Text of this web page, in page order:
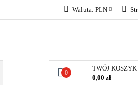
Waluta: PLN
Dodaj
0
TWÓJ KOSZYK
0,00 zł
KONTAKT